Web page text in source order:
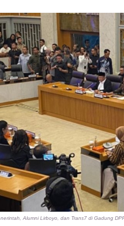
Alumni Lirboyo, dan Trans7 di Gadung